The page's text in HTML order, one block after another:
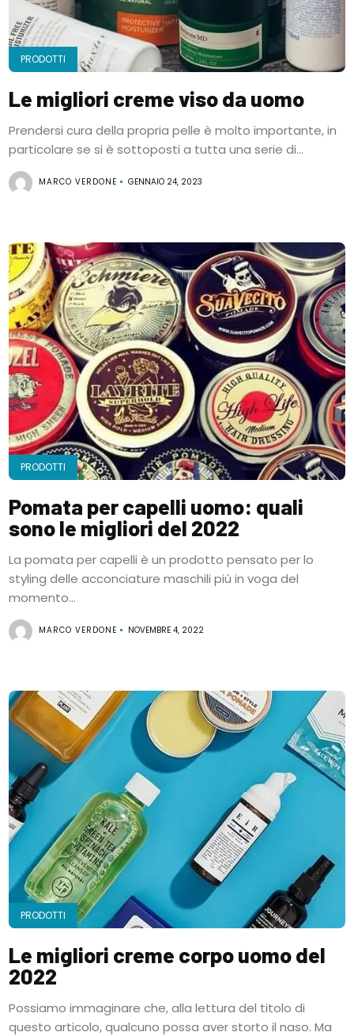
PRODOTTI
Le migliori creme viso da uomo
Prendersi cura della propria pelle è molto importante, in
particolare se si è sottoposti a tutta una serie di...
MARCO VERDONE GENNAIO 24, 2023
PRODOTTI
Pomata per capelli uomo: quali
sono le migliori del 2022
La pomata per capelli è un prodotto pensato per lo
styling delle acconciature maschili più in voga del
momento...
MARCO VERDONE NOVEMBRE 4, 2022
PRODOTTI
Le migliori creme corpo uomo del
2022
Possiamo immaginare che, alla lettura del titolo di
questo articolo, qualcuno possa aver storto il naso. Ma